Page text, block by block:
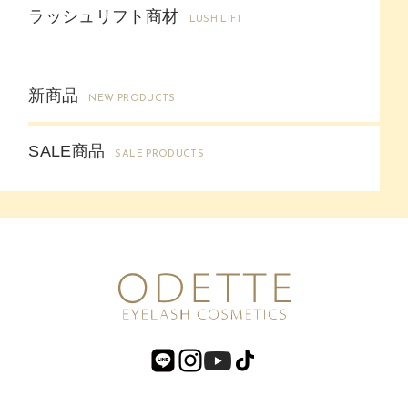
ラッシュリフト商材 LUSH LIFT
新商品 NEW PRODUCTS
SALE商品 SALE PRODUCTS